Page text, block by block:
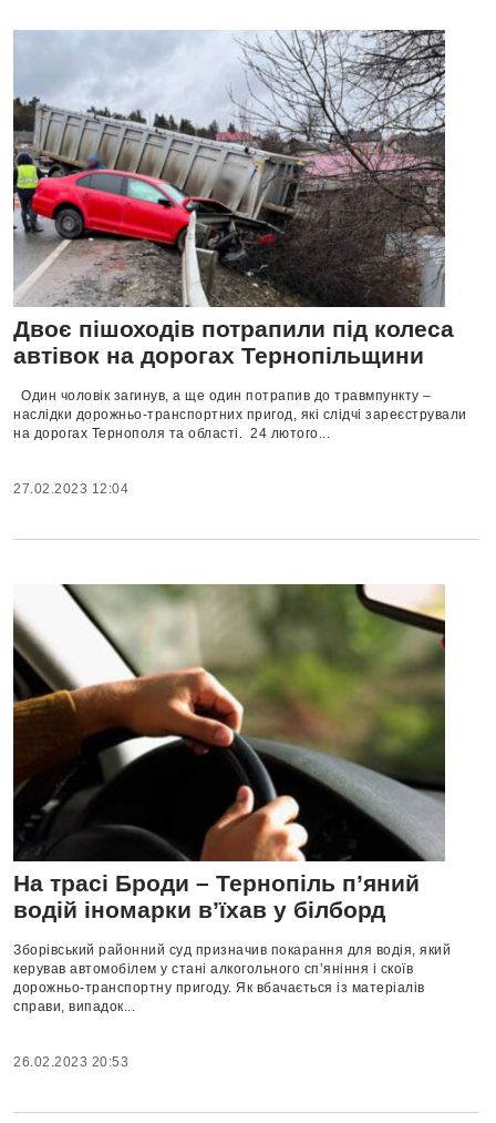
Двоє пішоходів потрапили під колеса
автівок на дорогах Тернопільщини
Один чоловік загинув, а ще один потрапив до травмпункту –
наслідки дорожньо-транспортних пригод, які слідчі зареєстрували
на дорогах Тернополя та області. 24 лютого...
27.02.2023 12:04
На трасі Броди – Тернопіль п’яний
водій іномарки в’їхав у білборд
Зборівський районний суд призначив покарання для водія, який
керував автомобілем у стані алкогольного сп’яніння і скоїв
дорожньо-транспортну пригоду. Як вбачається із матеріалів
справи, випадок...
26.02.2023 20:53